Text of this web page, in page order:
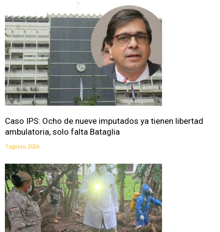
Caso IPS: Ocho de nueve imputados ya tienen libertad
ambulatoria, solo falta Bataglia
7 agosto, 2026